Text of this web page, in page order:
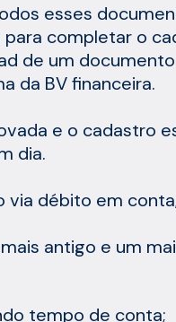
esses
completar o
de um
da BV financeira.
e o cadastro
dia.
via débito em
antigo e um
tempo de conta;